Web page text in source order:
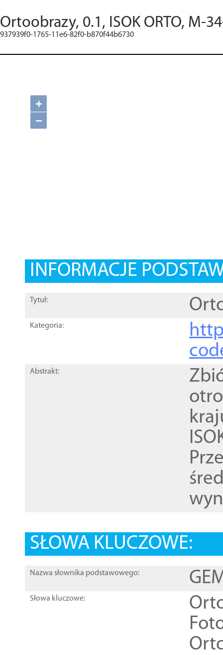
Ortoobrazy, 0.1, ISOK ORTO, M-
937939f0-1765-11e6-82f0-b870f44b6730
+
−
INFORMACJE
Tytuł:
Kategoria:
Abstrakt:
SŁOWA KLUCZOWE:
Nazwa słownika podstawowego:
Słowa kluczowe: